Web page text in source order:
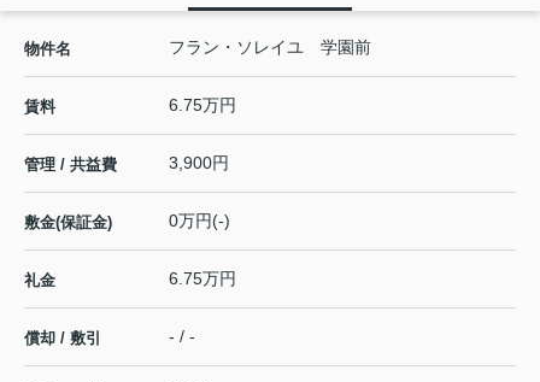
物件名 フラン・ソレイユ 学園前
賃料 6.75万円
管理 / 共益費 3,900円
敷金(保証金) 0万円(-)
礼金 6.75万円
償却 / 敷引 - / -